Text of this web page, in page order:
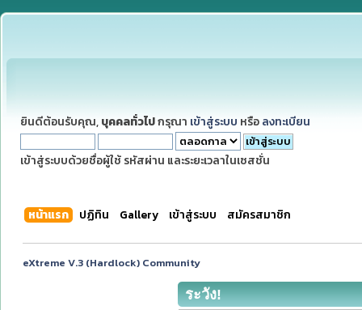
ยินดีต้อนรับคุณ, บุคคลทั่วไปกรุณา เข้าสู่ระบบ หรือ ลงทะเบียน
เข้าสู่ระบบด้วยชื่อผู้ใช้ รหัสผ่าน และระยะเวลาในเซสชั่น
หน้าแรก ปฏิทิน Gallery เข้าสู่ระบบ สมัครสมาชิก
eXtreme V.3 (Hardlock) Community
ระวัง!